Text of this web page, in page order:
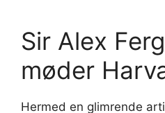
Sir Alex
møder
Hermed en glimrende